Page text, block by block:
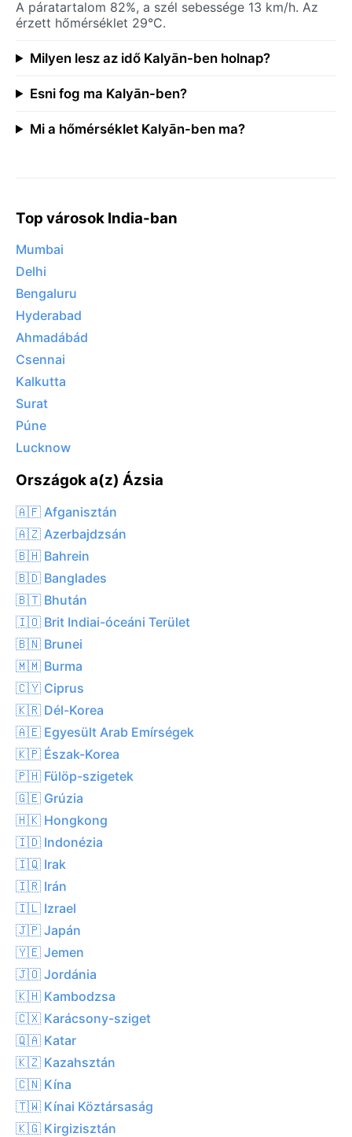
A páratartalom 82%, a szél sebessége 13 km/h. Az
érzett hőmérséklet 29°C.
Milyen lesz az idő Kalyān-ben holnap?
Esni fog ma Kalyān-ben?
Mi a hőmérséklet Kalyān-ben ma?
Top városok India-ban
Mumbai
Delhi
Bengaluru
Hyderabad
Ahmadábád
Csennai
Kalkutta
Surat
Púne
Lucknow
Országok a(z) Ázsia
🇦🇫 Afganisztán
🇦🇿 Azerbajdzsán
🇧🇭 Bahrein
🇧🇩 Banglades
🇧🇹 Bhután
🇮🇴 Brit Indiai-óceáni Terület
🇧🇳 Brunei
🇲🇲 Burma
🇨🇾 Ciprus
🇰🇷 Dél-Korea
🇦🇪 Egyesült Arab Emírségek
🇰🇵 Észak-Korea
🇵🇭 Fülöp-szigetek
🇬🇪 Grúzia
🇭🇰 Hongkong
🇮🇩 Indonézia
🇮🇶 Irak
🇮🇷 Irán
🇮🇱 Izrael
🇯🇵 Japán
🇾🇪 Jemen
🇯🇴 Jordánia
🇰🇭 Kambodzsa
🇨🇽 Karácsony-sziget
🇶🇦 Katar
🇰🇿 Kazahsztán
🇨🇳 Kína
🇹🇼 Kínai Köztársaság
🇰🇬 Kirgizisztán